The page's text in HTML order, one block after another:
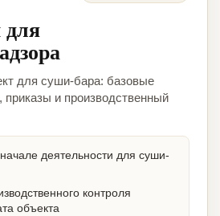
для суши-бара: базовые
и производственный
деятельности для суши-
контроля
объекта